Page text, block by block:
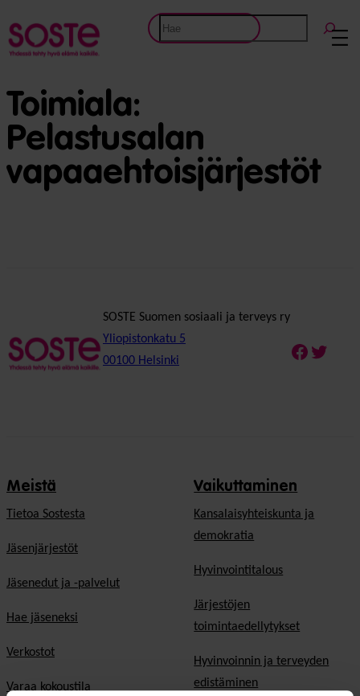
Etsi
Toimiala:
Pelastusalan
vapaaehtoisjärjestöt
SOSTE Suomen sosiaali ja terveys ry
Yliopistonkatu 5
00100 Helsinki
Meistä
Tietoa Sostesta
Jäsenjärjestöt
Jäsenedut ja -palvelut
Hae jäseneksi
Verkostot
Varaa kokoustila
Vaikuttaminen
Kansalaisyhteiskunta ja
demokratia
Hyvinvointitalous
Järjestöjen
toimintaedellytykset
Hyvinvoinnin ja terveyden
edistäminen